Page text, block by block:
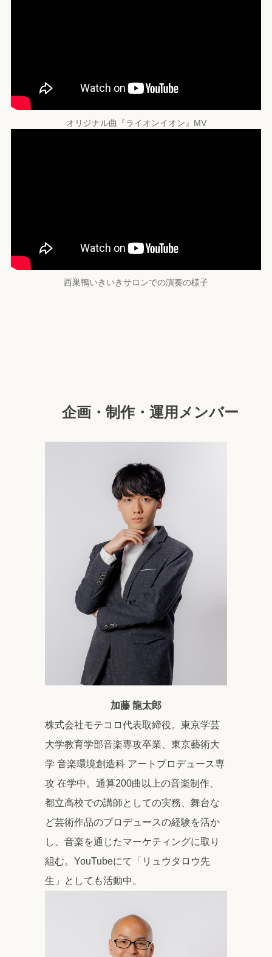
オリジナル曲『ライオンイオン』MV
西巣鴨いきいきサロンでの演奏の様子
企画・制作・運用メンバー
加藤 龍太郎
株式会社モテコロ代表取締役。東京学芸
大学教育学部音楽専攻卒業、東京藝術大
学 音楽環境創造科 アートプロデュース専
攻 在学中。通算200曲以上の音楽制作、
都立高校での講師としての実務、舞台な
ど芸術作品のプロデュースの経験を活か
し、音楽を通じたマーケティングに取り
組む。YouTubeにて「リュウタロウ先
生」としても活動中。